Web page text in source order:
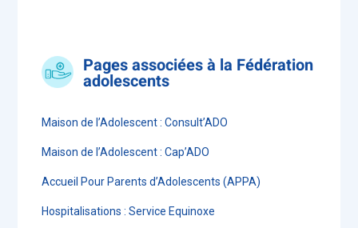
Pages associées à la Fédération
adolescents
Maison de l’Adolescent : Consult’ADO
Maison de l’Adolescent : Cap’ADO
Accueil Pour Parents d’Adolescents (APPA)
Hospitalisations : Service Equinoxe